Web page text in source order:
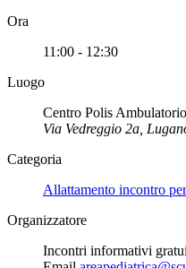
Ora
11:00 - 12:30
Luogo
Centro Polis
Via Vedreggio 2a,
Categoria
Allattamento incontro
Organizzatore
Incontri informativi